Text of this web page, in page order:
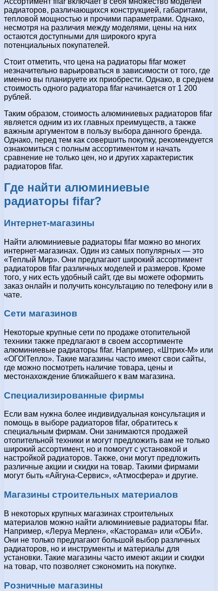
радиаторов, различающихся конструкцией, габаритами,
тепловой мощностью и прочими параметрами. Однако,
несмотря на различия между моделями, цены на них
остаются доступными для широкого круга
потенциальных покупателей.
Стоит отметить, что цена на радиаторы fifar может
незначительно варьироваться в зависимости от того, где
именно вы планируете их приобрести. Однако, в среднем
стоимость одного радиатора fifar начинается от 1 200
рублей.
Таким образом, стоимость алюминиевых радиаторов fifar
является одним из их главных преимуществ, а также
важным аргументом в пользу выбора данного бренда.
Однако, перед тем как совершить покупку, рекомендуется
ознакомиться с полным ассортиментом и начать
сравнение не только цен, но и других характеристик
радиаторов fifar.
Где найти алюминиевые
радиаторы fifar?
Интернет-магазины
Найти алюминиевые радиаторы fifar можно во многих
интернет-магазинах. Один из самых популярных — это
«Теплый Мир». Они предлагают широкий ассортимент
радиаторов fifar различных моделей и размеров. Кроме
того, у них есть удобный сайт, где вы можете оформить
заказ онлайн и получить консультацию по телефону или в
чате.
Сети магазинов
Некоторые крупные сети по продаже отопительной
техники также предлагают в своем ассортименте
алюминиевые радиаторы fifar. Например, «Штрих-М» или
«ОГО!Тепло». Такие магазины часто имеют свои сайты,
где можно посмотреть наличие товара, цены и
местонахождение ближайшего к вам магазина.
Специализированные фирмы
Если вам нужна более индивидуальная консультация и
помощь в выборе радиаторов fifar, обратитесь к
специальным фирмам. Они занимаются продажей
отопительной техники и могут предложить вам не только
широкий ассортимент, но и помогут с установкой и
настройкой радиаторов. Также, они могут предложить
различные акции и скидки на товар. Такими фирмами
могут быть «Айгуна-Сервис», «Атмосфера» и другие.
Магазины строительных материалов
В некоторых крупных магазинах строительных
материалов можно найти алюминиевые радиаторы fifar.
Например, «Леруа Мерлен», «Касторама» или «ОБИ».
Они не только предлагают большой выбор различных
радиаторов, но и инструменты и материалы для
установки. Такие магазины часто имеют акции и скидки
на товар, что позволяет сэкономить на покупке.
Розничные магазины